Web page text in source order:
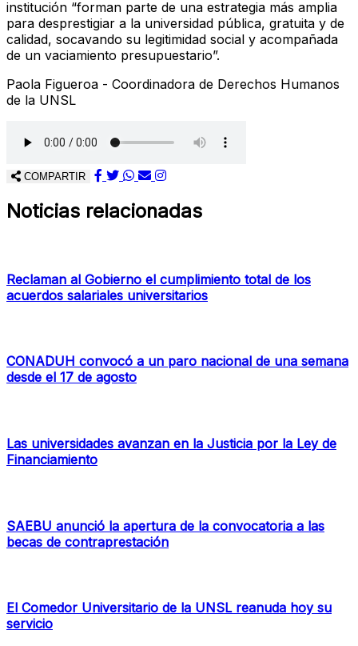
institución “forman parte de una estrategia más amplia
para desprestigiar a la universidad pública, gratuita y de
calidad, socavando su legitimidad social y acompañada
de un vaciamiento presupuestario”.
Paola Figueroa - Coordinadora de Derechos Humanos
de la UNSL
COMPARTIR
Noticias relacionadas
Reclaman al Gobierno el cumplimiento total de los
acuerdos salariales universitarios
CONADUH convocó a un paro nacional de una semana
desde el 17 de agosto
Las universidades avanzan en la Justicia por la Ley de
Financiamiento
SAEBU anunció la apertura de la convocatoria a las
becas de contraprestación
El Comedor Universitario de la UNSL reanuda hoy su
servicio